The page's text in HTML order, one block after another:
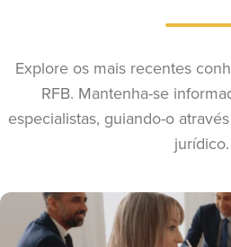
Explore os mais recentes
RFB. Mantenha-se
especialistas, guiando-o
jurídico.